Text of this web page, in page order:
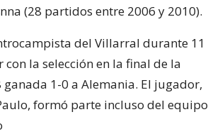
(28 partidos entre 2006 y 2010).
del Villarral durante 11
la selección en la final de la
1-0 a Alemania. El jugador,
formó parte incluso del equipo